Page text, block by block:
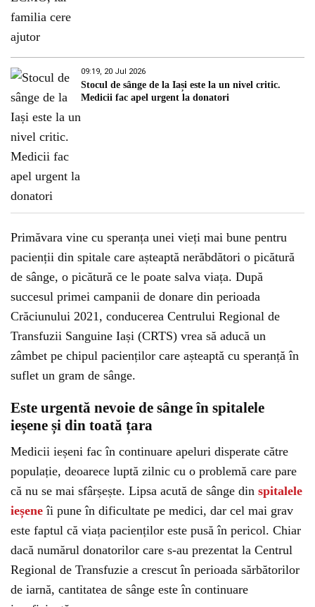
09:19, 20 Jul 2026
Stocul de sânge de la Iași este la un nivel critic.
Medicii fac apel urgent la donatori
Primăvara vine cu speranța unei vieți mai bune pentru
pacienții din spitale care așteaptă nerăbdători o picătură
de sânge, o picătură ce le poate salva viața. După
succesul primei campanii de donare din perioada
Crăciunului 2021, conducerea Centrului Regional de
Transfuzii Sanguine Iași (CRTS) vrea să aducă un
zâmbet pe chipul pacienților care așteaptă cu speranță în
suflet un gram de sânge.
Este urgentă nevoie de sânge în spitalele
ieșene și din toată țara
Medicii ieșeni fac în continuare apeluri disperate către
populație, deoarece luptă zilnic cu o problemă care pare
că nu se mai sfârșește. Lipsa acută de sânge din spitalele
ieșene îi pune în dificultate pe medici, dar cel mai grav
este faptul că viața pacienților este pusă în pericol. Chiar
dacă numărul donatorilor care s-au prezentat la Centrul
Regional de Transfuzie a crescut în perioada sărbătorilor
de iarnă, cantitatea de sânge este în continuare